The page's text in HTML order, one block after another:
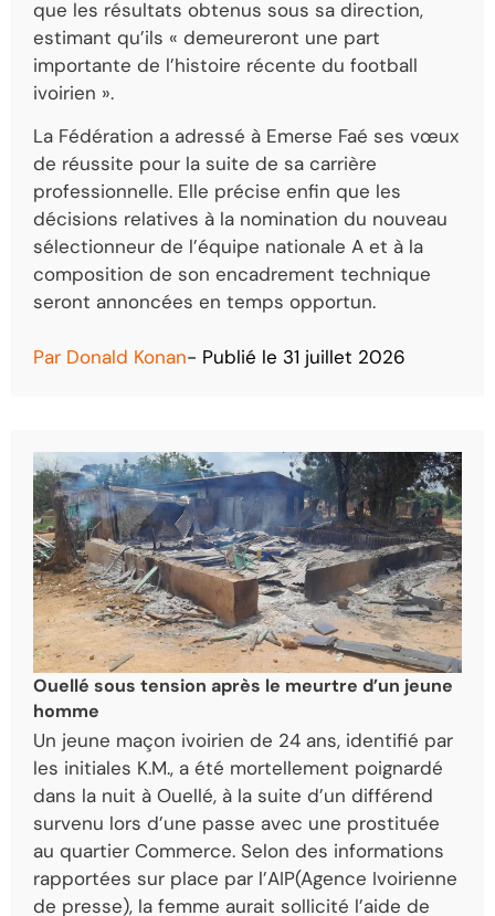
que les résultats obtenus sous sa direction,
estimant qu’ils « demeureront une part
importante de l’histoire récente du football
ivoirien ».
La Fédération a adressé à Emerse Faé ses vœux
de réussite pour la suite de sa carrière
professionnelle. Elle précise enfin que les
décisions relatives à la nomination du nouveau
sélectionneur de l’équipe nationale A et à la
composition de son encadrement technique
seront annoncées en temps opportun.
Par Donald Konan- Publié le 31 juillet 2026
Ouellé sous tension après le meurtre d’un jeune
homme
Un jeune maçon ivoirien de 24 ans, identifié par
les initiales K.M., a été mortellement poignardé
dans la nuit à Ouellé, à la suite d’un différend
survenu lors d’une passe avec une prostituée
au quartier Commerce. Selon des informations
rapportées sur place par l’AIP(Agence Ivoirienne
de presse), la femme aurait sollicité l’aide de